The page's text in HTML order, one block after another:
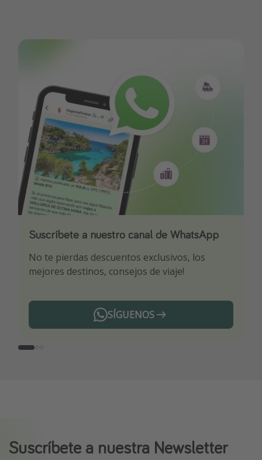
Suscríbete a nuestro canal de WhatsApp
No te pierdas descuentos exclusivos, los
mejores destinos, consejos de viaje!
SÍGUENOS
Descarga nuestra app
Sé el primero en reservar nuestros chollazos
¡Suscríbete a nuestro canal de Telegram!
¡Recibe las mejores ofertas seleccionadas para
ti por nuestros expertos en viajes
Telegram
Suscríbete a nuestra Newsletter